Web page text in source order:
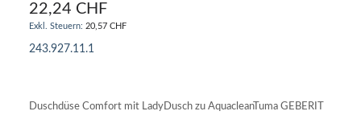
22,24 CHF
20,57 CHF
243.927.11.1
Duschdüse Comfort mit LadyDusch zu AquacleanTuma GEBERIT